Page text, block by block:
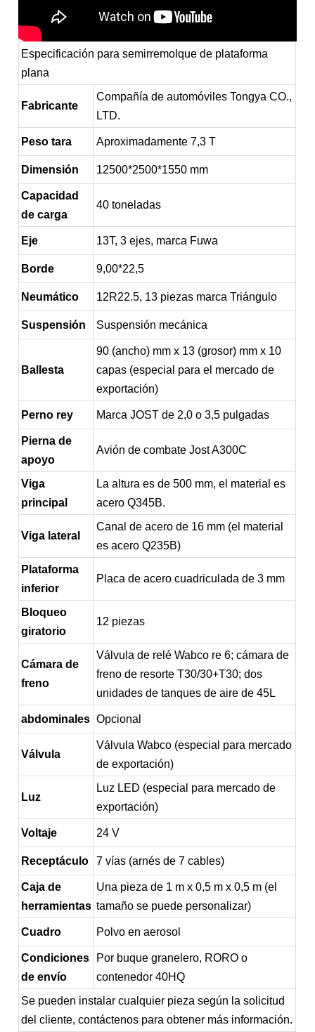
Especificación para semirremolque de plataforma
plana
Fabricante
Compañía de automóviles Tongya CO.,
LTD.
Peso tara Aproximadamente 7,3 T
Dimensión 12500*2500*1550 mm
Capacidad
de carga
40 toneladas
Eje 13T, 3 ejes, marca Fuwa
Borde 9,00*22,5
Neumático 12R22.5, 13 piezas marca Triángulo
Suspensión Suspensión mecánica
Ballesta
90 (ancho) mm x 13 (grosor) mm x 10
capas (especial para el mercado de
exportación)
Perno rey Marca JOST de 2,0 o 3,5 pulgadas
Pierna de
apoyo
Avión de combate Jost A300C
Viga
principal
La altura es de 500 mm, el material es
acero Q345B.
Viga lateral
Canal de acero de 16 mm (el material
es acero Q235B)
Plataforma
inferior
Placa de acero cuadriculada de 3 mm
Bloqueo
giratorio
12 piezas
Cámara de
freno
Válvula de relé Wabco re 6; cámara de
freno de resorte T30/30+T30; dos
unidades de tanques de aire de 45L
abdominales Opcional
Válvula
Válvula Wabco (especial para mercado
de exportación)
Luz
Luz LED (especial para mercado de
exportación)
Voltaje 24 V
Receptáculo 7 vías (arnés de 7 cables)
Caja de
herramientas
Una pieza de 1 m x 0,5 m x 0,5 m (el
tamaño se puede personalizar)
Cuadro Polvo en aerosol
Condiciones
de envío
Por buque granelero, RORO o
contenedor 40HQ
Se pueden instalar cualquier pieza según la solicitud
del cliente, contáctenos para obtener más información.